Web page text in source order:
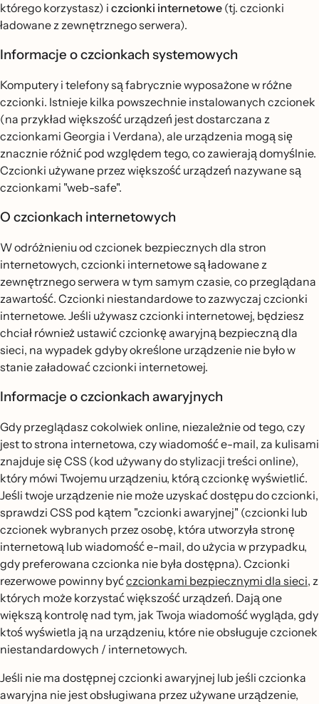
którego korzystasz) i czcionki internetowe (tj. czcionki
ładowane z zewnętrznego serwera).
Informacje o czcionkach systemowych
Komputery i telefony są fabrycznie wyposażone w różne
czcionki. Istnieje kilka powszechnie instalowanych czcionek
(na przykład większość urządzeń jest dostarczana z
czcionkami Georgia i Verdana), ale urządzenia mogą się
znacznie różnić pod względem tego, co zawierają domyślnie.
Czcionki używane przez większość urządzeń nazywane są
czcionkami "web-safe".
O czcionkach internetowych
W odróżnieniu od czcionek bezpiecznych dla stron
internetowych, czcionki internetowe są ładowane z
zewnętrznego serwera w tym samym czasie, co przeglądana
zawartość. Czcionki niestandardowe to zazwyczaj czcionki
internetowe. Jeśli używasz czcionki internetowej, będziesz
chciał również ustawić czcionkę awaryjną bezpieczną dla
sieci, na wypadek gdyby określone urządzenie nie było w
stanie załadować czcionki internetowej.
Informacje o czcionkach awaryjnych
Gdy przeglądasz cokolwiek online, niezależnie od tego, czy
jest to strona internetowa, czy wiadomość e-mail, za kulisami
znajduje się CSS (kod używany do stylizacji treści online),
który mówi Twojemu urządzeniu, którą czcionkę wyświetlić.
Jeśli twoje urządzenie nie może uzyskać dostępu do czcionki,
sprawdzi CSS pod kątem "czcionki awaryjnej" (czcionki lub
czcionek wybranych przez osobę, która utworzyła stronę
internetową lub wiadomość e-mail, do użycia w przypadku,
gdy preferowana czcionka nie była dostępna). Czcionki
rezerwowe powinny byćczcionkami bezpiecznymi dla sieci, z
których może korzystać większość urządzeń. Dają one
większą kontrolę nad tym, jak Twoja wiadomość wygląda, gdy
ktoś wyświetla ją na urządzeniu, które nie obsługuje czcionek
niestandardowych / internetowych.
Jeśli nie ma dostępnej czcionki awaryjnej lub jeśli czcionka
awaryjna nie jest obsługiwana przez używane urządzenie,